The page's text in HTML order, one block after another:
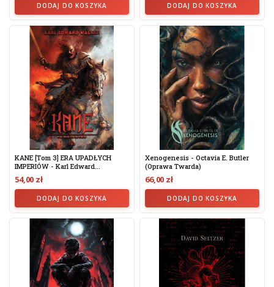
DODAJ DO KOSZYKA DODAJ DO KOSZYKA
KANE [tom 3] ERA UPADŁYCH
IMPERIÓW - Karl Edward...
54,00 zł
DODAJ DO KOSZYKA
Xenogenesis - Octavia E. Butler
(oprawa Twarda)
66,00 zł
DODAJ DO KOSZYKA